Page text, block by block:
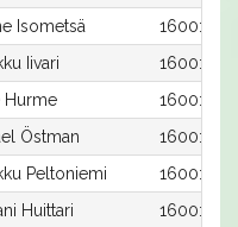
Isometsä
1600:2
Iivari
1600:6
Hurme
1600:9
Östman
1600:7
Peltoniemi
1600:11
Huittari
1600:3